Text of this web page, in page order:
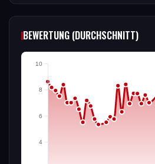
BEWERTUNG (DURCHSCHNITT)
4
6
8
10